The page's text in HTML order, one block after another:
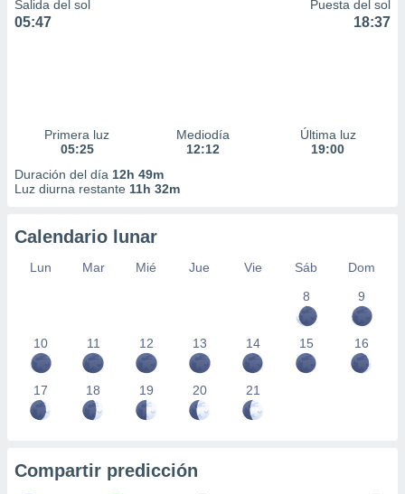
Salida del sol
05:47
Puesta del sol
18:37
Primera luz
05:25
Mediodía
12:12
Última luz
19:00
Duración del día 12h 49m
Luz diurna restante 11h 32m
Calendario lunar
Lun Mar Mié Jue Vie Sáb
Dom
8
9
10 11 12 13 14 15 16
17 18 19 20 21
Compartir predicción